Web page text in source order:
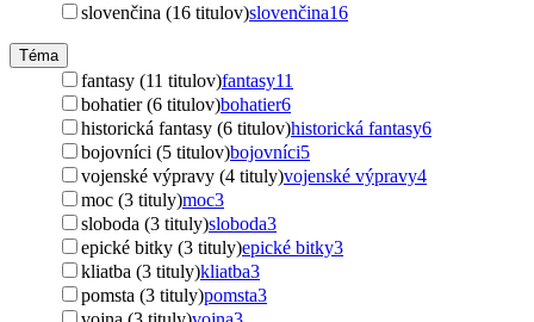
slovenčina (16 titulov)slovenčina16
Téma
fantasy (11 titulov)fantasy11
bohatier (6 titulov)bohatier6
historická fantasy (6 titulov)historická fantasy6
bojovníci (5 titulov)bojovníci5
vojenské výpravy (4 tituly)vojenské výpravy4
moc (3 tituly)moc3
sloboda (3 tituly)sloboda3
epické bitky (3 tituly)epické bitky3
kliatba (3 tituly)kliatba3
pomsta (3 tituly)pomsta3